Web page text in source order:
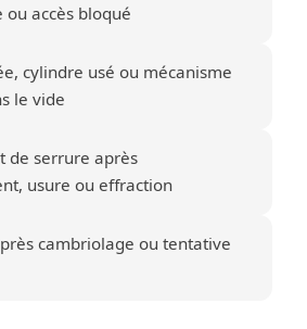
ou accès bloqué
cylindre usé ou mécanisme
le vide
de serrure après
usure ou effraction
cambriolage ou tentative